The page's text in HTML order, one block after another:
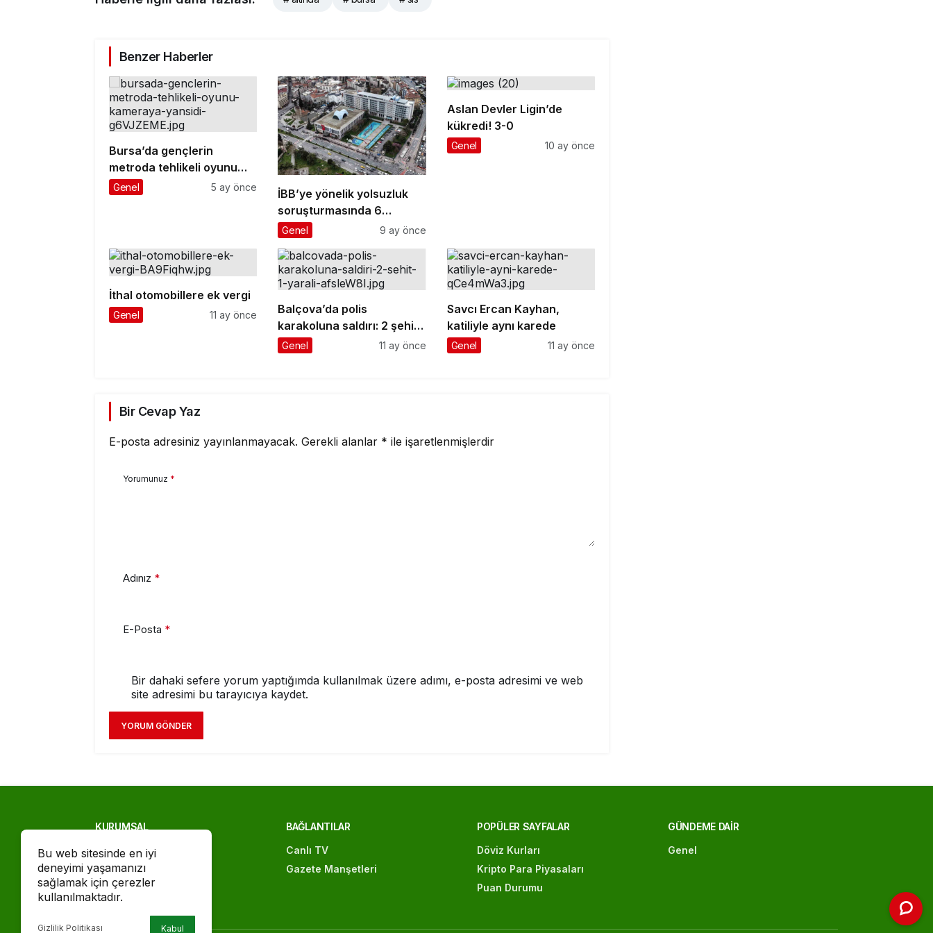
Benzer Haberler
Bursa’da gençlerin
metroda tehlikeli oyunu
kameraya yansıdı
Genel 5 ay önce
İBB’ye yönelik yolsuzluk
soruşturmasında 6
gazeteci ’şüpheli’ sıfatıyla
Genel 9 ay önce
Aslan Devler Ligin’de
kükredi! 3-0
Genel 10 ay önce
İthal otomobillere ek vergi
Genel 11 ay önce
Balçova’da polis
karakoluna saldırı: 2 şehit,
1 yaralı
Genel 11 ay önce
Savcı Ercan Kayhan,
katiliyle aynı karede
Genel 11 ay önce
Bir Cevap Yaz
E-posta adresiniz yayınlanmayacak. Gerekli alanlar * ile işaretlenmişlerdir
Yorumunuz *
Adınız *
E-Posta *
Bir dahaki sefere yorum yaptığımda kullanılmak üzere adımı, e-posta adresimi ve web
site adresimi bu tarayıcıya kaydet.
YORUM GÖNDER
Bu web sitesinde en iyi
deneyimi yaşamanızı
sağlamak için çerezler
kullanılmaktadır.
Gizlilik Politikası Kabul
KURUMSAL
İletişim
Künye
Gizlilik politikası
BAĞLANTILAR
Canlı TV
Gazete Manşetleri
POPÜLER SAYFALAR
Döviz Kurları
Kripto Para Piyasaları
Puan Durumu
GÜNDEME DAIR
Genel